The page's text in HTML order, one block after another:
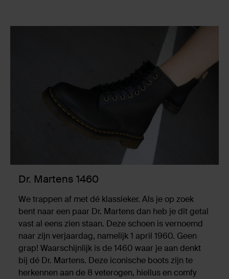
Dr. Martens 1460
We trappen af met dé klassieker. Als je op zoek
bent naar een paar Dr. Martens dan heb je dit getal
vast al eens zien staan. Deze schoen is vernoemd
naar zijn verjaardag, namelijk 1 april 1960. Geen
grap! Waarschijnlijk is de 1460 waar je aan denkt
bij dé Dr. Martens. Deze iconische boots zijn te
herkennen aan de 8 veterogen, hiellus en comfy